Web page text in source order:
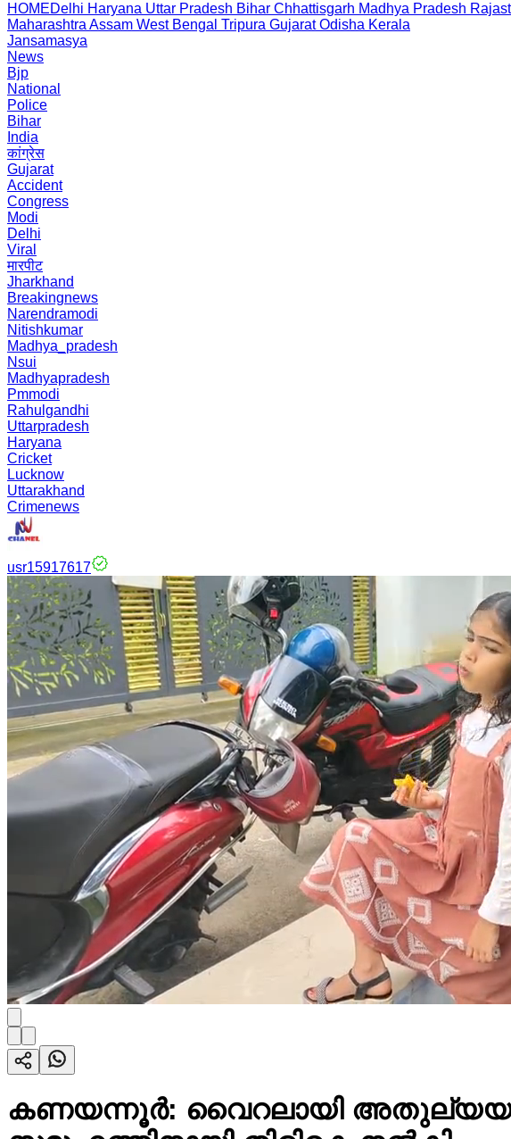
HOMEDelhi Haryana Uttar Pradesh Bihar Chhattisgarh Madhya Pradesh
Maharashtra Assam West Bengal Tripura Gujarat Odisha Kerala
Jansamasya
News
Bjp
National
Police
Bihar
India
कांग्रेस
Gujarat
Accident
Congress
Modi
Delhi
Viral
मारपीट
Jharkhand
Breakingnews
Narendramodi
Nitishkumar
Madhya_pradesh
Nsui
Madhyapradesh
Pmmodi
Rahulgandhi
Uttarpradesh
Haryana
Cricket
Lucknow
Uttarakhand
Crimenews
usr15917617
കണയന്നൂർ: വൈറലായി